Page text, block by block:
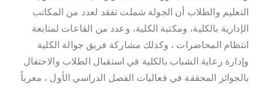
التعليم والطلاب أن الجولة شملت تفقد لعدد من المكاتب
الإدارية بالكلية، ومكتبة الكلية، وعدد من القاعات لمتابعة
انتظام المحاضرات ، وكذلك مشاركة فريق جوالة الكلية
وإدارة رعاية الشباب بالكلية في استقبال الطلاب والاحتفال
بالجوائز المحققة في فعاليات الفصل الدراسي الأول ، معرباً